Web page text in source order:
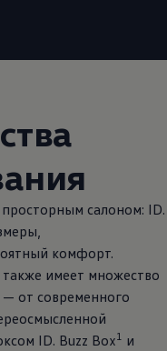
салоном: ID.
комфорт.
имеет множество
от современного
ID. Buzz Box1 и